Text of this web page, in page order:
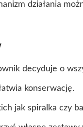
działania
decyduje o
konserwację.
jak spiralka czy